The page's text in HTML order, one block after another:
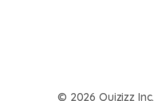
© 2026 Quizizz Inc.